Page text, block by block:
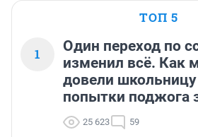
ТОП 5
1
Один переход по
изменил всё. Как
довели
попытки поджога
25 623 59